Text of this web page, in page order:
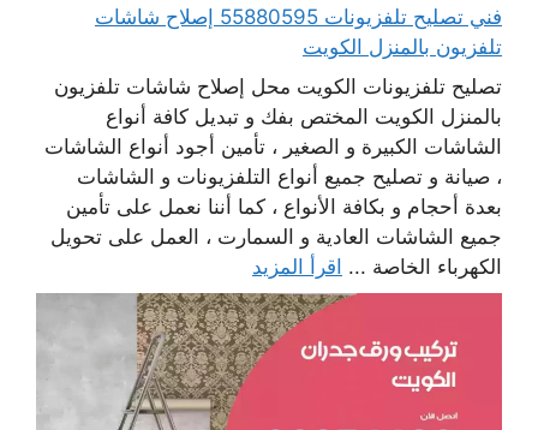
فني تصليح تلفزيونات 55880595 إصلاح شاشات
تلفزيون بالمنزل الكويت
تصليح تلفزيونات الكويت محل إصلاح شاشات تلفزيون
بالمنزل الكويت المختص بفك و تبديل كافة أنواع
الشاشات الكبيرة و الصغير ، تأمين أجود أنواع الشاشات
، صيانة و تصليح جميع أنواع التلفزيونات و الشاشات
بعدة أحجام و بكافة الأنواع ، كما أننا نعمل على تأمين
جميع الشاشات العادية و السمارت ، العمل على تحويل
الكهرباء الخاصة ... اقرأ المزيد